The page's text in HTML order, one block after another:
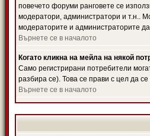
повечето форуми ранговете се
модератори, администратори и т.н..
модераторите и администраторите
Върнете се в началото
Когато кликна на мейла на някой
Само регистрирани потребители
разбира се). Това се прави с цел да
Върнете се в началото